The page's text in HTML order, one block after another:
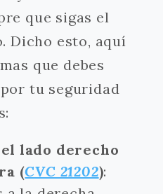
que sigas el
Dicho esto, aquí
que debes
tu seguridad
lado derecho
(CVC 21202):